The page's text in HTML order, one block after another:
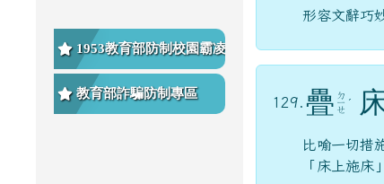
1953教育部防制校園霸凌專
區
教育部詐騙防制專區
形容文辭巧
129. 疊 ㄉ
ㄧ
ㄝ
ˊ
比喻一切措
「床上施床